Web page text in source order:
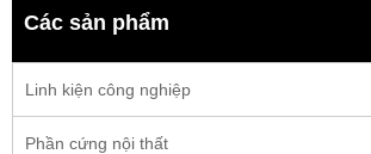
Các sản phẩm
Linh kiện công nghiệp
Phần cứng nội thất